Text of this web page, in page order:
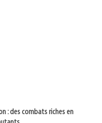
: des combats riches en